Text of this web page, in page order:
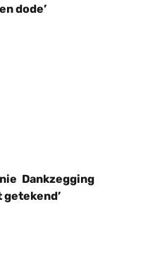
dode’
Dankzegging
getekend’